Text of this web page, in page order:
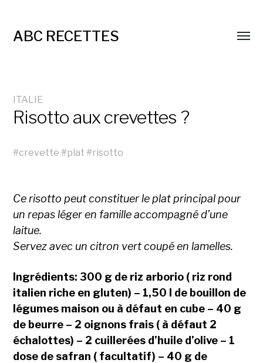
ABC RECETTES
ITALIE
Risotto aux crevettes ?
#crevette #plat #risotto
Ce risotto peut constituer le plat principal pour
un repas léger en famille accompagné d’une
laitue.
Servez avec un citron vert coupé en lamelles.
Ingrédients: 300 g de riz arborio ( riz rond
italien riche en gluten) – 1,50 l de bouillon de
légumes maison ou à défaut en cube – 40 g
de beurre – 2 oignons frais ( à défaut 2
échalottes) – 2 cuillerées d’huile d’olive – 1
dose de safran ( facultatif) – 40 g de